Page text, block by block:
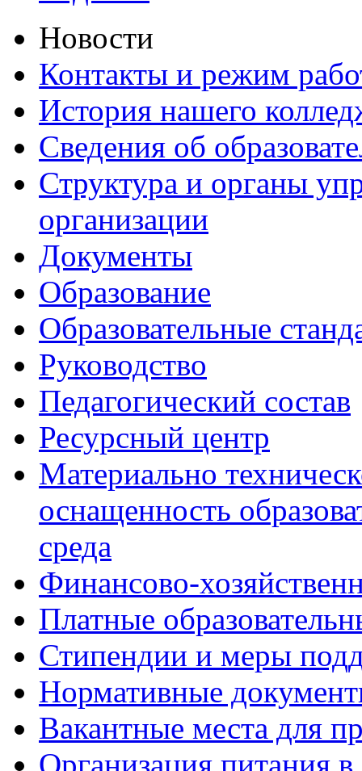
Новости
Контакты и режим
История нашего
Сведения об
Структура и органы
организации
Документы
Образование
Образовательные
Руководство
Педагогический состав
Ресурсный центр
Материально
оснащенность
среда
Финансово-
Платные
Стипендии и меры
Нормативные
Вакантные места для